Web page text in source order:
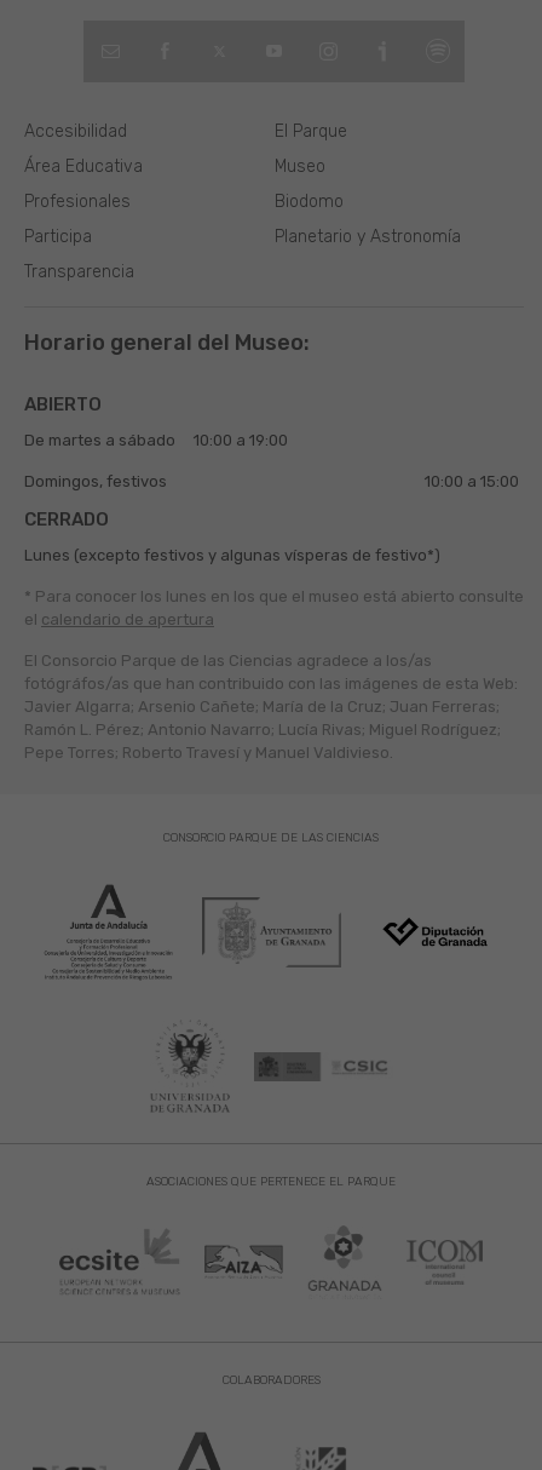
El Parque
Museo
Biodomo
Planetario y Astronomía
Área Educativa
Profesionales
Participa
Transparencia
Accesibilidad
Horario general del Museo:
ABIERTO
De martes a sábado 10:00 a 19:00
Domingos, festivos 10:00 a 15:00
CERRADO
Lunes (excepto festivos y algunas vísperas de festivo*)
* Para conocer los lunes en los que el museo está abierto consulte
el calendario de apertura
El Consorcio Parque de las Ciencias agradece a los/as
fotógráfos/as que han contribuido con las imágenes de esta Web:
Javier Algarra; Arsenio Cañete; María de la Cruz; Juan Ferreras;
Ramón L. Pérez; Antonio Navarro; Lucía Rivas; Miguel Rodríguez;
Pepe Torres; Roberto Travesí y Manuel Valdivieso.
ASOCIACIONES QUE PERTENECE EL PARQUE
CONSORCIO PARQUE DE LAS CIENCIAS
COLABORADORES